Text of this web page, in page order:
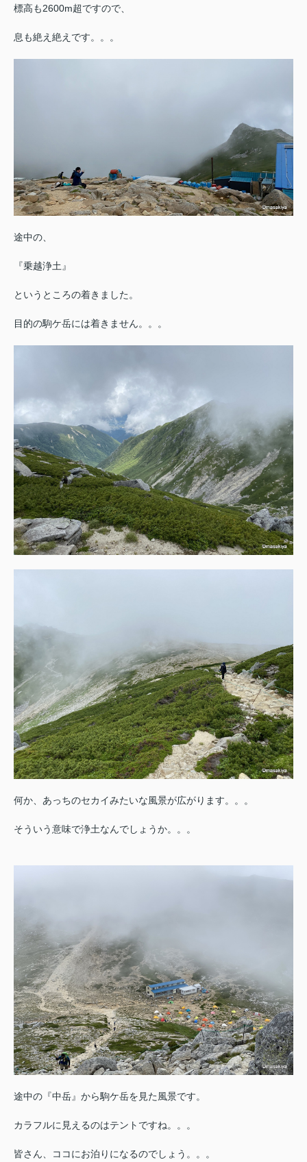
標高も2600m超ですので、
息も絶え絶えです。。。
途中の、
『乗越浄土』
というところの着きました。
目的の駒ケ岳には着きません。。。
何か、あっちのセカイみたいな風景が広がります。。。
そういう意味で浄土なんでしょうか。。。
途中の『中岳』から駒ケ岳を見た風景です。
カラフルに見えるのはテントですね。。。
皆さん、ココにお泊りになるのでしょう。。。